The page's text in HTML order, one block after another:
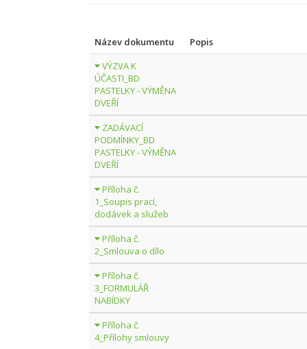
Název dokumentu
Popis
VÝZVA K
ÚČASTI_BD
PASTELKY - VÝMĚNA
DVEŘÍ
ZADÁVACÍ
PODMÍNKY_BD
PASTELKY - VÝMĚNA
DVEŘÍ
Příloha č.
1_Soupis prací,
dodávek a služeb
Příloha č.
2_Smlouva o dílo
Příloha č.
3_FORMULÁŘ
NABÍDKY
Příloha č.
4_Přílohy smlouvy